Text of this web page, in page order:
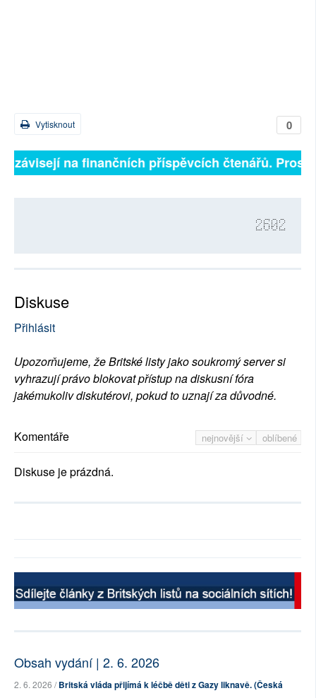
0
Vytisknout
závisejí na finančních příspěvcích čtenářů.
2602
Diskuse
Přihlásit
Upozorňujeme, že Britské listy jako soukromý server si
vyhrazují právo blokovat přístup na diskusní fóra
jakémukoliv diskutérovi, pokud to uznají za důvodné.
nejnovější oblíbené
Komentáře
Diskuse je prázdná.
Obsah vydání | 2. 6. 2026
2. 6. 2026 /Britská vláda přijímá k léčbě děti z Gazy liknavě. (Česká